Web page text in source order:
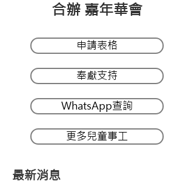
​合辦 嘉年華會
申請表格
奉獻支持
WhatsApp查詢
更多兒童事工
​最新消息